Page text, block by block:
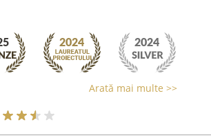
Arată mai multe >>